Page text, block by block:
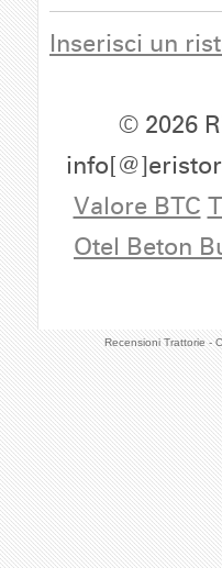
Recensioni Trattorie -
Inserisci un
© 2026
Valore BTC
Otel Beton